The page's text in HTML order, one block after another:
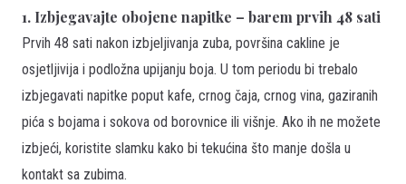
1. Izbjegavajte obojene napitke – barem prvih 48 sati
Prvih 48 sati nakon izbjeljivanja zuba, površina cakline je
osjetljivija i podložna upijanju boja. U tom periodu bi trebalo
izbjegavati napitke poput kafe, crnog čaja, crnog vina, gaziranih
pića s bojama i sokova od borovnice ili višnje. Ako ih ne možete
izbjeći, koristite slamku kako bi tekućina što manje došla u
kontakt sa zubima.